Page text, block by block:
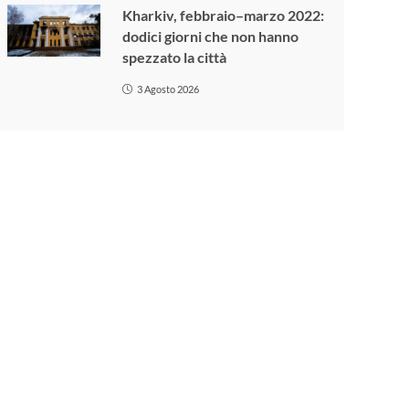
Kharkiv, febbraio–marzo 2022:
dodici giorni che non hanno
spezzato la città
3 Agosto 2026